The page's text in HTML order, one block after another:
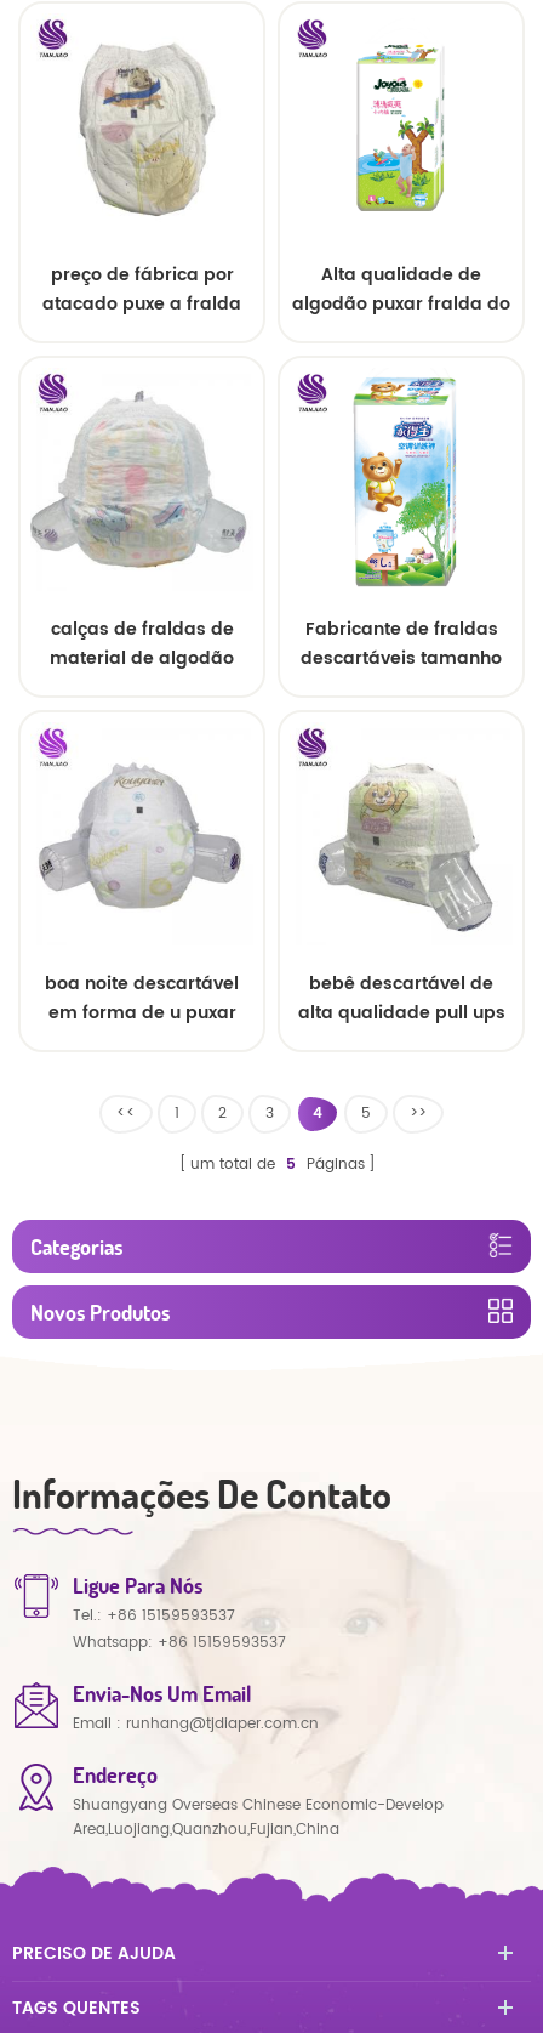
preço de fábrica por
atacado puxe a fralda
Alta qualidade de
algodão puxar fralda do
calças de fraldas de
material de algodão
Fabricante de fraldas
descartáveis ​​tamanho
boa noite descartável
em forma de u puxar
bebê descartável de
alta qualidade pull ups
<< 1 2 3 4 5 >>
um total de 5 Páginas
Categorias
Novos Produtos
Informações De Contato
Ligue Para Nós
Tel.: +86 15159593537
Whatsapp: +86 15159593537
Envia-Nos Um Email
Email : runhang@tjdiaper.com.cn
Endereço
Shuangyang Overseas Chinese Economic-Develop
Area,Luojiang,Quanzhou,Fujian,China
PRECISO DE AJUDA
TAGS QUENTES